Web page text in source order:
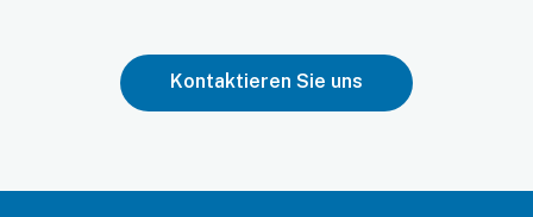
Kontaktieren Sie uns